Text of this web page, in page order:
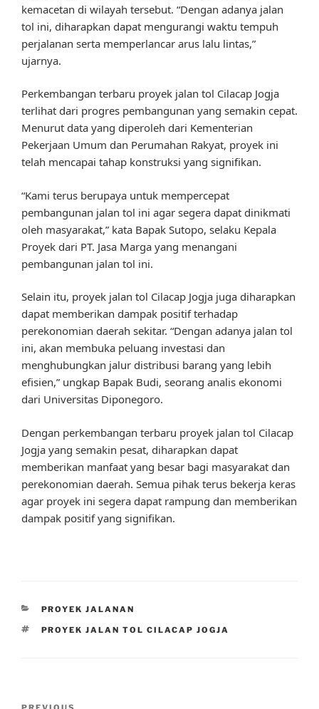
kemacetan di wilayah tersebut. “Dengan adanya jalan
tol ini, diharapkan dapat mengurangi waktu tempuh
perjalanan serta memperlancar arus lalu lintas,”
ujarnya.
Perkembangan terbaru proyek jalan tol Cilacap Jogja
terlihat dari progres pembangunan yang semakin cepat.
Menurut data yang diperoleh dari Kementerian
Pekerjaan Umum dan Perumahan Rakyat, proyek ini
telah mencapai tahap konstruksi yang signifikan.
“Kami terus berupaya untuk mempercepat
pembangunan jalan tol ini agar segera dapat dinikmati
oleh masyarakat,” kata Bapak Sutopo, selaku Kepala
Proyek dari PT. Jasa Marga yang menangani
pembangunan jalan tol ini.
Selain itu, proyek jalan tol Cilacap Jogja juga diharapkan
dapat memberikan dampak positif terhadap
perekonomian daerah sekitar. “Dengan adanya jalan tol
ini, akan membuka peluang investasi dan
menghubungkan jalur distribusi barang yang lebih
efisien,” ungkap Bapak Budi, seorang analis ekonomi
dari Universitas Diponegoro.
Dengan perkembangan terbaru proyek jalan tol Cilacap
Jogja yang semakin pesat, diharapkan dapat
memberikan manfaat yang besar bagi masyarakat dan
perekonomian daerah. Semua pihak terus bekerja keras
agar proyek ini segera dapat rampung dan memberikan
dampak positif yang signifikan.
CATEGORIES
PROYEK JALANAN
TAGS
PROYEK JALAN TOL CILACAP JOGJA